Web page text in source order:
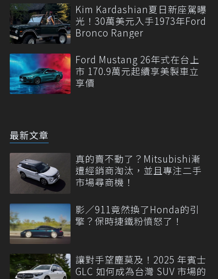
Kim Kardashian夏日新座駕曝
光！30萬美元入手1973年Ford
Bronco Ranger
Ford Mustang 26年式在台上
市 170.9萬元起續享美製車立
享價
最新文章
真的賣不動了？Mitsubishi漸
遭經銷商淘汰，並且專注二手
市場尋商機！
影／911竟然換了Honda的引
擎？保時捷鐵粉憤怒了！
讓對手望塵莫及！2025 年賓士
GLC 如何成為台灣 SUV 市場的